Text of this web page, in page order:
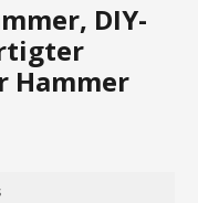
DIY-
Hammer